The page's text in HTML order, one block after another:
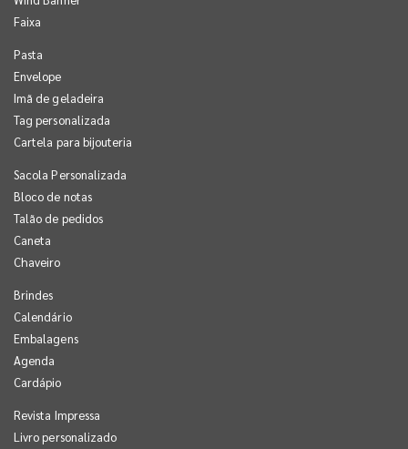
Faixa
Pasta
Envelope
Imã de geladeira
Tag personalizada
Cartela para bijouteria
Sacola Personalizada
Bloco de notas
Talão de pedidos
Caneta
Chaveiro
Brindes
Calendário
Embalagens
Agenda
Cardápio
Revista Impressa
Livro personalizado